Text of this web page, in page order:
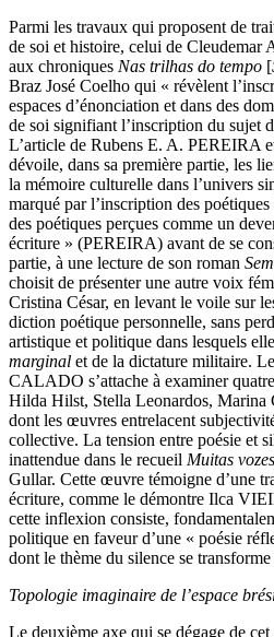
Parmi les travaux qui proposent de
de soi et histoire, celui de
aux chroniques Nas trilhas do tempo [
Braz José Coelho qui « révèlent
espaces d’énonciation et dans des
de soi signifiant l’inscription du sujet
L’article de Rubens E. A. PEREIRA
dévoile, dans sa première partie, les
la mémoire culturelle dans l’univers
marqué par l’inscription des
des poétiques perçues comme un
écriture » (PEREIRA) avant de se
partie, à une lecture de son roman
choisit de présenter une autre voix
Cristina César, en levant le voile sur
diction poétique personnelle, sans
artistique et politique dans lesquels
marginal et de la dictature militaire.
CALADO s’attache à examiner
Hilda Hilst, Stella Leonardos, Marina
dont les œuvres entrelacent
collective. La tension entre poésie et
inattendue dans le recueil Muitas vozes
Gullar. Cette œuvre témoigne d’une
écriture, comme le démontre Ilca
cette inflexion consiste,
politique en faveur d’une « poésie
dont le thème du silence se
Topologie imaginaire de l’espace
Le deuxième axe qui se dégage de cet